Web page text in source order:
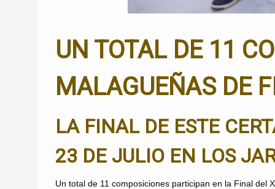
UN TOTAL DE 11
MALAGUEÑAS DE
LA FINAL DE ESTE
23 DE JULIO EN LOS
Un total de 11 composiciones participan en la Final del